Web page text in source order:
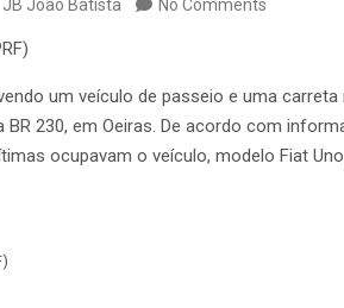
JB João Batista No Comments
um veículo de passeio e uma
230, em Oeiras. De acordo com
ocupavam o veículo, modelo Fiat